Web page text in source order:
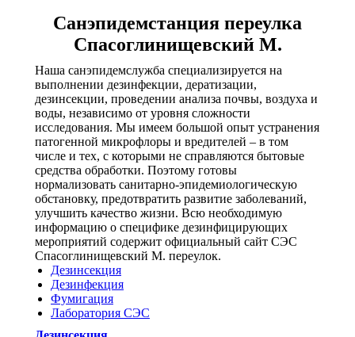
Санэпидемстанция переулка
Спасоглинищевский М.
Наша санэпидемслужба специализируется на
выполнении дезинфекции, дератизации,
дезинсекции, проведении анализа почвы, воздуха и
воды, независимо от уровня сложности
исследования. Мы имеем большой опыт устранения
патогенной микрофлоры и вредителей – в том
числе и тех, с которыми не справляются бытовые
средства обработки. Поэтому готовы
нормализовать санитарно-эпидемиологическую
обстановку, предотвратить развитие заболеваний,
улучшить качество жизни. Всю необходимую
информацию о специфике дезинфицирующих
мероприятий содержит официальный сайт СЭС
Спасоглинищевский М. переулок.
Дезинсекция
Дезинфекция
Фумигация
Лаборатория СЭС